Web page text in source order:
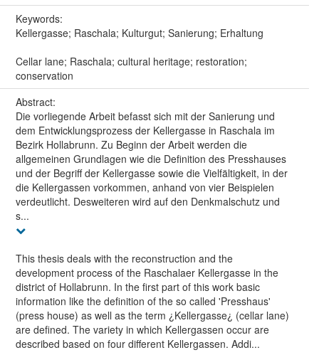
Keywords:
Kellergasse; Raschala; Kulturgut; Sanierung; Erhaltung
Cellar lane; Raschala; cultural heritage; restoration;
conservation
Abstract:
Die vorliegende Arbeit befasst sich mit der Sanierung und
dem Entwicklungsprozess der Kellergasse in Raschala im
Bezirk Hollabrunn. Zu Beginn der Arbeit werden die
allgemeinen Grundlagen wie die Definition des Presshauses
und der Begriff der Kellergasse sowie die Vielfältigkeit, in der
die Kellergassen vorkommen, anhand von vier Beispielen
verdeutlicht. Desweiteren wird auf den Denkmalschutz und
s...
This thesis deals with the reconstruction and the
development process of the Raschalaer Kellergasse in the
district of Hollabrunn. In the first part of this work basic
information like the definition of the so called 'Presshaus'
(press house) as well as the term ¿Kellergasse¿ (cellar lane)
are defined. The variety in which Kellergassen occur are
described based on four different Kellergassen. Addi...